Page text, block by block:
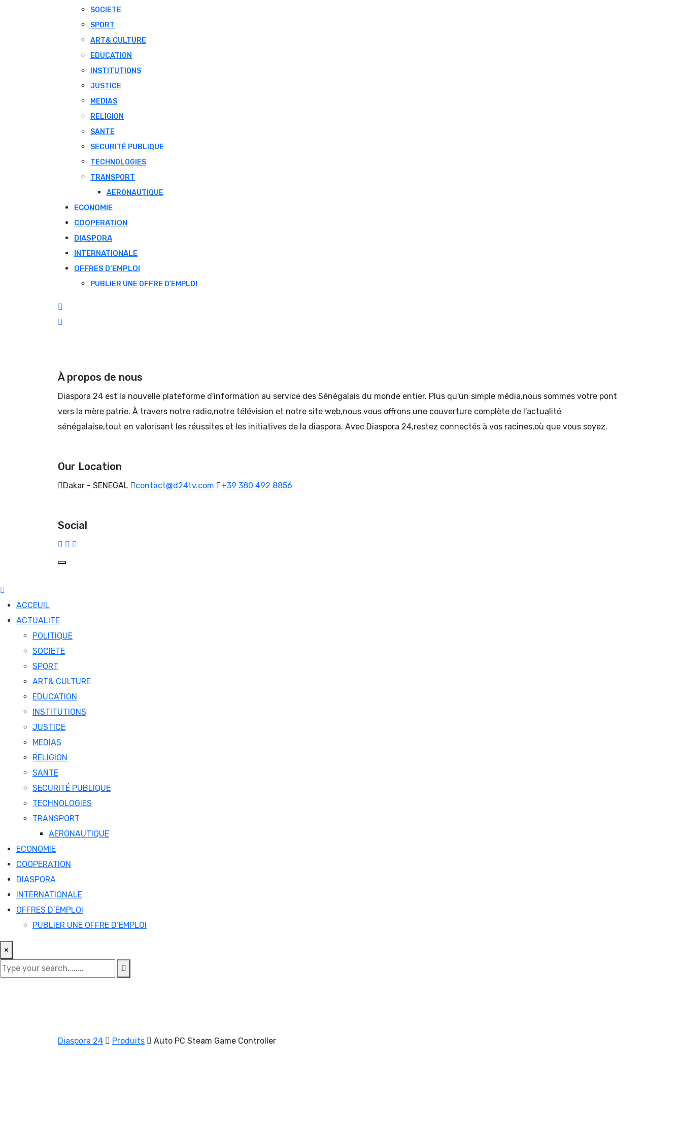
SOCIETE
SPORT
ART& CULTURE
EDUCATION
INSTITUTIONS
JUSTICE
MEDIAS
RELIGION
SANTE
SECURITÉ PUBLIQUE
TECHNOLOGIES
TRANSPORT
AERONAUTIQUE
ECONOMIE
COOPERATION
DIASPORA
INTERNATIONALE
OFFRES D’EMPLOI
PUBLIER UNE OFFRE D’EMPLOI
À propos de nous
Diaspora 24 est la nouvelle plateforme d'information au service des Sénégalais du monde entier. Plus qu'un simple média,nous sommes votre pont
vers la mère patrie. À travers notre radio,notre télévision et notre site web,nous vous offrons une couverture complète de l'actualité
sénégalaise,tout en valorisant les réussites et les initiatives de la diaspora. Avec Diaspora 24,restez connectés à vos racines,où que vous soyez.
Our Location
Dakar - SENEGAL contact@d24tv.com +39 380 492 8856
Social
ACCEUIL
ACTUALITE
POLITIQUE
SOCIETE
SPORT
ART& CULTURE
EDUCATION
INSTITUTIONS
JUSTICE
MEDIAS
RELIGION
SANTE
SECURITÉ PUBLIQUE
TECHNOLOGIES
TRANSPORT
AERONAUTIQUE
ECONOMIE
COOPERATION
DIASPORA
INTERNATIONALE
OFFRES D’EMPLOI
PUBLIER UNE OFFRE D’EMPLOI
×
Diaspora 24 Produits Auto PC Steam Game Controller